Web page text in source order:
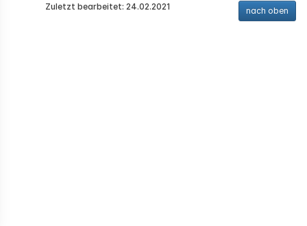
nach oben
Zuletzt bearbeitet: 24.02.2021